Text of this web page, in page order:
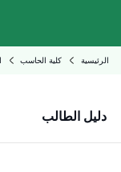
الرئيسية كلية الحاسب
دليل الطالب